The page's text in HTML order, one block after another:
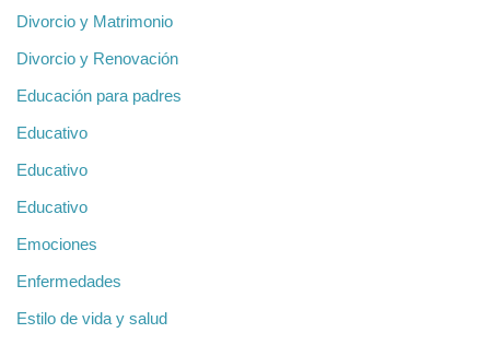
Divorcio y Matrimonio
Divorcio y Renovación
Educación para padres
Educativo
Educativo
Educativo
Emociones
Enfermedades
Estilo de vida y salud